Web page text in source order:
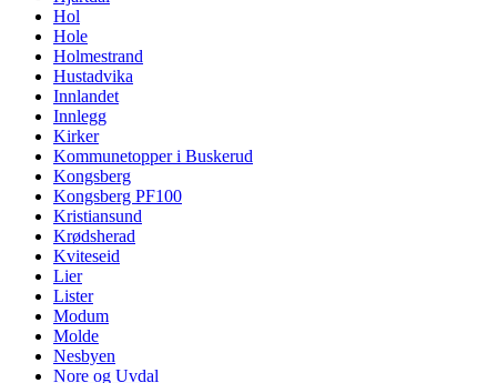
Hol
Hole
Holmestrand
Hustadvika
Innlandet
Innlegg
Kirker
Kommunetopper i Buskerud
Kongsberg
Kongsberg PF100
Kristiansund
Krødsherad
Kviteseid
Lier
Lister
Modum
Molde
Nesbyen
Nore og Uvdal